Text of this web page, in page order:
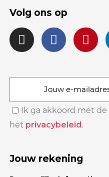
Volg ons op
Ik ga akkoord met de
het privacybeleid.
Jouw rekening